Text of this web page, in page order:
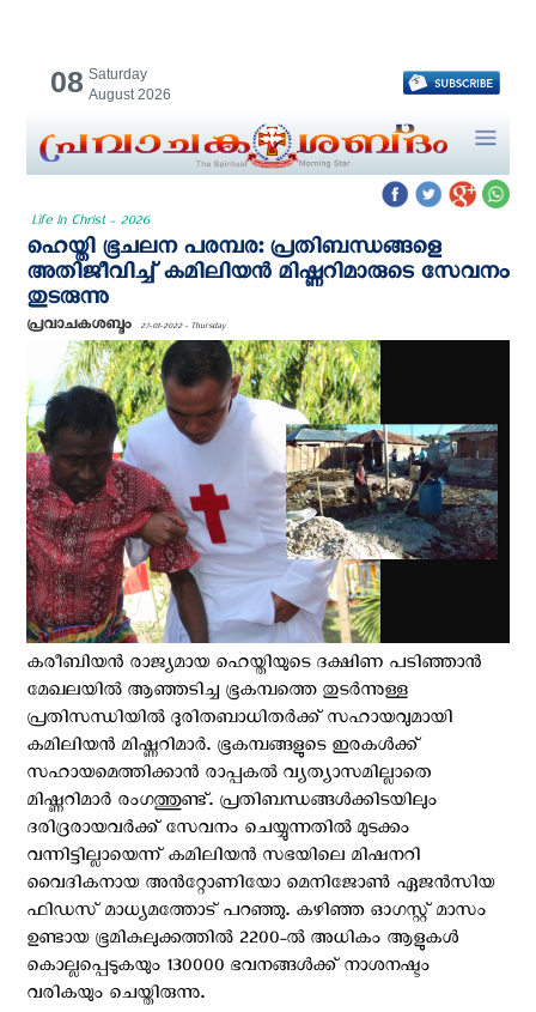
08 Saturday
August 2026
Life In Christ - 2026
ഹെയ്തി ഭൂചലന പരമ്പര: പ്രതിബന്ധങ്ങളെ
അതിജീവിച്ച് കമിലിയൻ മിഷ്ണറിമാരുടെ സേവനം
തുടരുന്നു
പ്രവാചകശബ്ദം 27-01-2022 - Thursday
കരീബിയൻ രാജ്യമായ ഹെയ്തിയുടെ ദക്ഷിണ പടിഞ്ഞാൻ
മേഖലയില്‍ ആഞ്ഞടിച്ച ഭൂകമ്പത്തെ തുടര്‍ന്നുള്ള
പ്രതിസന്ധിയില്‍ ദുരിതബാധിതര്‍ക്ക് സഹായവുമായി
കമിലിയൻ മിഷ്ണറിമാർ. ഭൂകമ്പങ്ങളുടെ ഇരകൾക്ക്
സഹായമെത്തിക്കാൻ രാപ്പകൽ വ്യത്യാസമില്ലാതെ
മിഷ്ണറിമാർ രംഗത്തുണ്ട്. പ്രതിബന്ധങ്ങൾക്കിടയിലും
ദരിദ്രരായവർക്ക് സേവനം ചെയ്യുന്നതിൽ മുടക്കം
വന്നിട്ടില്ലായെന്ന് കമിലിയൻ സഭയിലെ മിഷനറി
വൈദികനായ അൻറ്റോണിയോ മെനിജോൺ ഏജൻസിയ
ഫിഡസ് മാധ്യമത്തോട് പറഞ്ഞു. കഴിഞ്ഞ ഓഗസ്റ്റ് മാസം
ഉണ്ടായ ഭൂമികുലുക്കത്തിൽ 2200-ല്‍ അധികം ആളുകൾ
കൊല്ലപ്പെടുകയും 130000 ഭവനങ്ങൾക്ക് നാശനഷ്ടം
വരികയും ചെയ്തിരുന്നു.